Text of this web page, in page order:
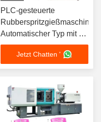
PLC-gesteuerte
Rubberspritzgießmaschine
Automatischer Typ mit 3-
4 Heizzonen
Jetzt Chatten '